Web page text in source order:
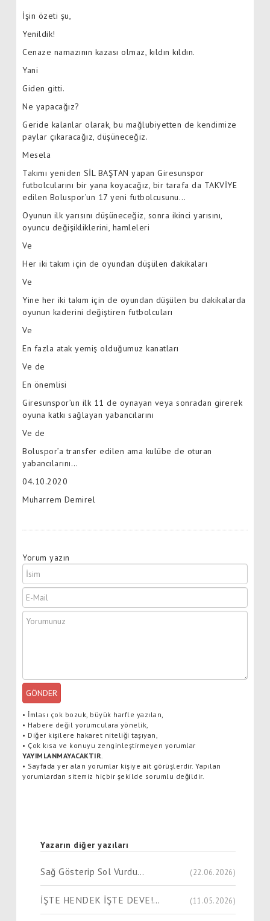
İşin özeti şu,
Yenildik!
Cenaze namazının kazası olmaz, kıldın kıldın.
Yani
Giden gitti.
Ne yapacağız?
Geride kalanlar olarak, bu mağlubiyetten de kendimize
paylar çıkaracağız, düşüneceğiz.
Mesela
Takımı yeniden SİL BAŞTAN yapan Giresunspor
futbolcularını bir yana koyacağız, bir tarafa da TAKVİYE
edilen Boluspor’un 17 yeni futbolcusunu…
Oyunun ilk yarısını düşüneceğiz, sonra ikinci yarısını,
oyuncu değişikliklerini, hamleleri
Ve
Her iki takım için de oyundan düşülen dakikaları
Ve
Yine her iki takım için de oyundan düşülen bu dakikalarda
oyunun kaderini değiştiren futbolcuları
Ve
En fazla atak yemiş olduğumuz kanatları
Ve de
En önemlisi
Giresunspor’un ilk 11 de oynayan veya sonradan girerek
oyuna katkı sağlayan yabancılarını
Ve de
Boluspor’a transfer edilen ama kulübe de oturan
yabancılarını…
04.10.2020
Muharrem Demirel
Yorum yazın
GÖNDER
• İmlası çok bozuk, büyük harfle yazılan,
• Habere değil yorumculara yönelik,
• Diğer kişilere hakaret niteliği taşıyan,
• Çok kısa ve konuyu zenginleştirmeyen yorumlar
YAYIMLANMAYACAKTIR
• Sayfada yer alan yorumlar kişiye ait görüşlerdir. Yapılan
yorumlardan sitemiz hiçbir şekilde sorumlu değildir.
Yazarın diğer yazıları
Sağ Gösterip Sol Vurdu… (22.06.2026)
İŞTE HENDEK İŞTE DEVE!… (11.05.2026)